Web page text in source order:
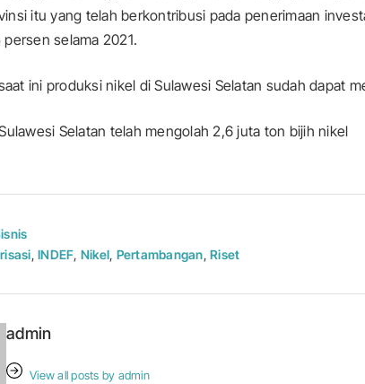
itu yang telah berkontribusi pada penerimaan
selama 2021.
ini produksi nikel di Sulawesi Selatan sudah dapat
Selatan telah mengolah 2,6 juta ton bijih nikel
, INDEF, Nikel, Pertambangan, Riset
admin
View all posts by admin